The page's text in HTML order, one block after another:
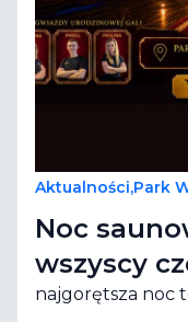
Aktualności,Park
Noc
wszyscy
najgorętsza noc